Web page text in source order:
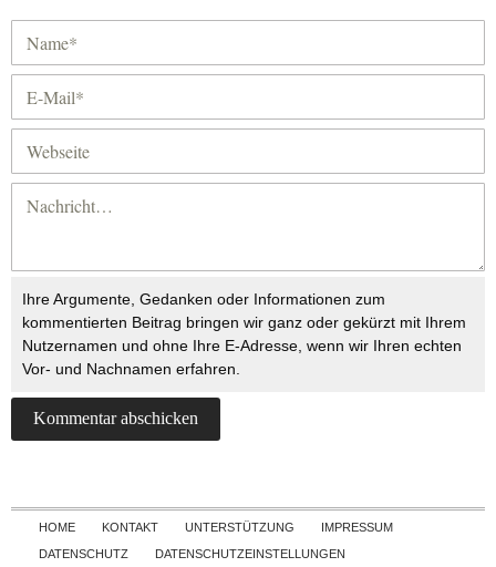
Ihre Argumente, Gedanken oder Informationen zum
kommentierten Beitrag bringen wir ganz oder gekürzt mit Ihrem
Nutzernamen und ohne Ihre E-Adresse, wenn wir Ihren echten
Vor- und Nachnamen erfahren.
Skip to content
HOME KONTAKT UNTERSTÜTZUNG
IMPRESSUM
DATENSCHUTZ
DATENSCHUTZEINSTELLUNGEN